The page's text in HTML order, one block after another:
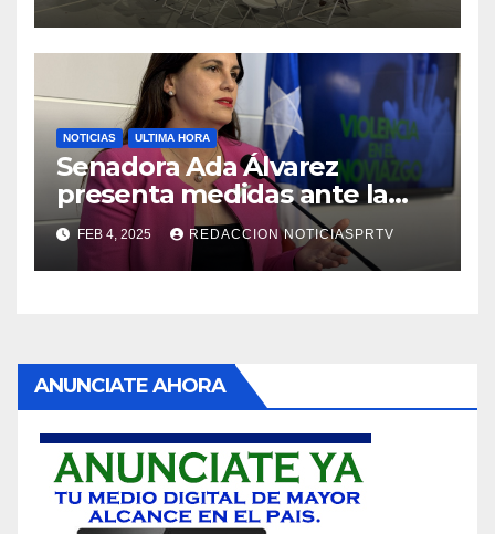
NOTICIAS ULTIMA HORA
Senadora Ada Álvarez
presenta medidas ante la
violencia en el noviazgo
FEB 4, 2025 REDACCION NOTICIASPRTV
ANUNCIATE AHORA